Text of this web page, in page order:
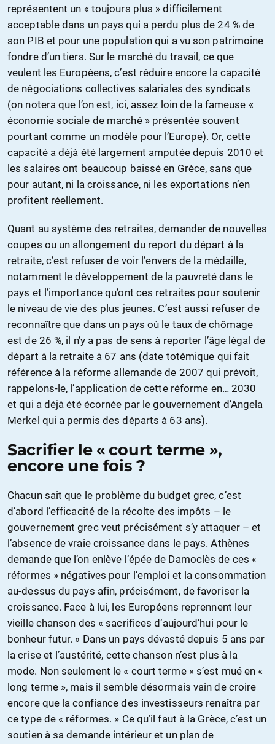
représentent un « toujours plus » difficilement
acceptable dans un pays qui a perdu plus de 24 % de
son PIB et pour une population qui a vu son patrimoine
fondre d’un tiers. Sur le marché du travail, ce que
veulent les Européens, c’est réduire encore la capacité
de négociations collectives salariales des syndicats
(on notera que l’on est, ici, assez loin de la fameuse «
économie sociale de marché » présentée souvent
pourtant comme un modèle pour l’Europe). Or, cette
capacité a déjà été largement amputée depuis 2010 et
les salaires ont beaucoup baissé en Grèce, sans que
pour autant, ni la croissance, ni les exportations n’en
profitent réellement.
Quant au système des retraites, demander de nouvelles
coupes ou un allongement du report du départ à la
retraite, c’est refuser de voir l’envers de la médaille,
notamment le développement de la pauvreté dans le
pays et l’importance qu’ont ces retraites pour soutenir
le niveau de vie des plus jeunes. C’est aussi refuser de
reconnaître que dans un pays où le taux de chômage
est de 26 %, il n’y a pas de sens à reporter l’âge légal de
départ à la retraite à 67 ans (date totémique qui fait
référence à la réforme allemande de 2007 qui prévoit,
rappelons-le, l’application de cette réforme en… 2030
et qui a déjà été écornée par le gouvernement d’Angela
Merkel qui a permis des départs à 63 ans).
Sacrifier le « court terme »,
encore une fois ?
Chacun sait que le problème du budget grec, c’est
d’abord l’efficacité de la récolte des impôts – le
gouvernement grec veut précisément s’y attaquer – et
l’absence de vraie croissance dans le pays. Athènes
demande que l’on enlève l’épée de Damoclès de ces «
réformes » négatives pour l’emploi et la consommation
au-dessus du pays afin, précisément, de favoriser la
croissance. Face à lui, les Européens reprennent leur
vieille chanson des « sacrifices d’aujourd’hui pour le
bonheur futur. » Dans un pays dévasté depuis 5 ans par
la crise et l’austérité, cette chanson n’est plus à la
mode. Non seulement le « court terme » s’est mué en «
long terme », mais il semble désormais vain de croire
encore que la confiance des investisseurs renaîtra par
ce type de « réformes. » Ce qu’il faut à la Grèce, c’est un
soutien à sa demande intérieur et un plan de